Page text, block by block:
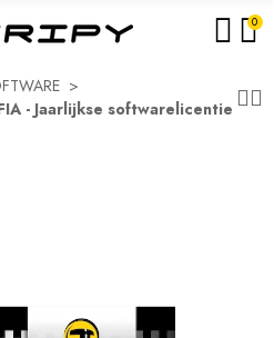
0
- Jaarlijkse softwarelicentie